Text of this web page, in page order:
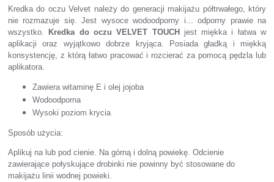
Kredka do oczu Velvet należy do generacji makijażu półtrwałego, który
nie rozmazuje się. Jest wysoce wodoodporny i... odporny prawie na
wszystko.
Kredka do oczu VELVET TOUCH
jest miękka i łatwa w
aplikacji oraz wyjątkowo dobrze kryjąca. Posiada gładką i miękką
konsystencję, z którą łatwo pracować i rozcierać za pomocą pędzla lub
aplikatora.
Zawiera witaminę E i olej jojoba
Wodoodporna
Wysoki poziom krycia
Sposób użycia:
Aplikuj na lub pod cienie. Na górną i dolną powiekę. Odcienie
zawierające połyskujące drobinki nie powinny być stosowane do
makijażu linii wodnej powieki.